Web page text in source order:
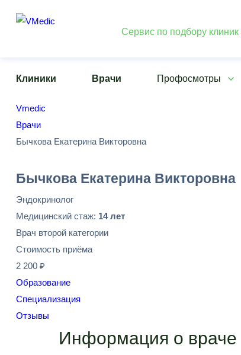
Сервис по подбору клиник
Клиники Врачи Профосмотры
Vmedic
Врачи
Бычкова Екатерина Викторовна
Бычкова Екатерина Викторовна
Эндокринолог
Медицинский стаж: 14 лет
Врач второй категории
Стоимость приёма
2 200 ₽
Образование
Специализация
Отзывы
Информация о враче